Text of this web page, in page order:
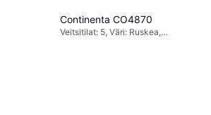
Continenta CO4870
Veitsitilat: 5, Väri: Ruskea,